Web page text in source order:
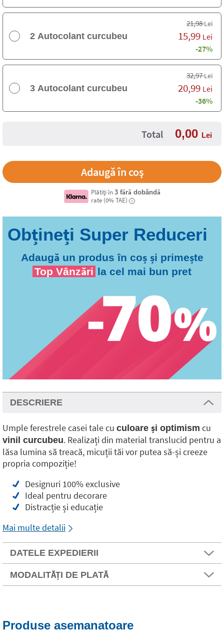
2 Autocolant curcubeu
21,98Lei
15,99 Lei
-27%
3 Autocolant curcubeu
32,97Lei
20,99 Lei
-36%
Total 0,00 Lei
Plătiți în 3 fără dobândă
rate (0% TAE) i
Adaugă un produs în coș și primește
Top Vânzări la cel mai bun pret
DESCRIERE
Umple ferestrele casei tale cu culoare și optimism cu
vinil curcubeu. Realizați din material translucid pentru a
lăsa lumina să treacă, micuții tăi vor putea să-și creeze
propria compoziție!
Designuri 100% exclusive
Ideal pentru decorare
Distracție și educație
Mai multe detalii
DATELE EXPEDIERII
MODALITĂȚI DE PLATĂ
Produse asemanatoare